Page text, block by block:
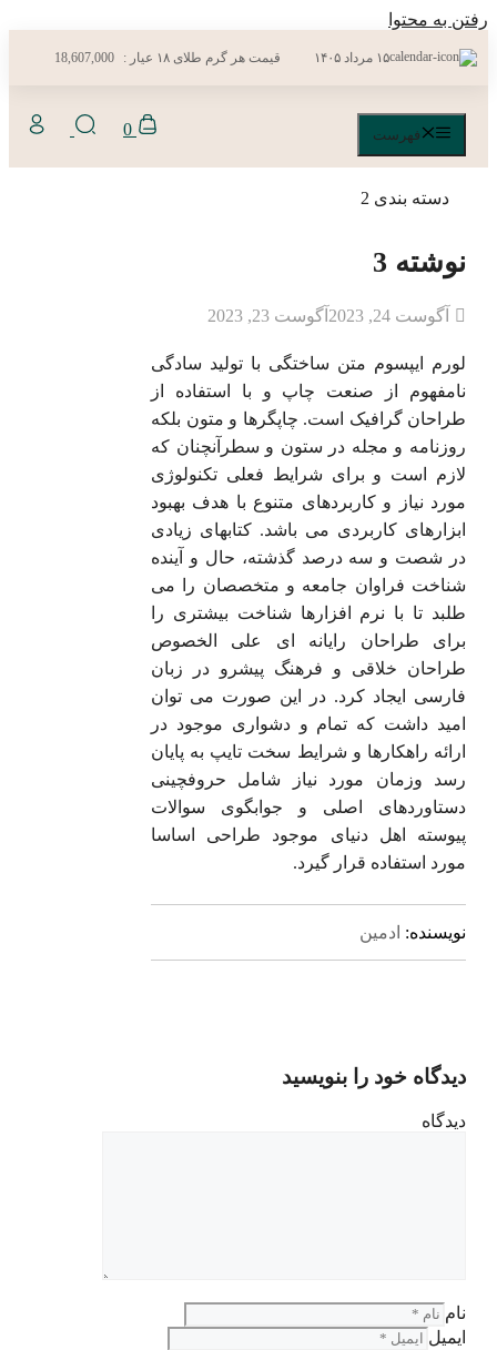
رفتن به محتوا
۱۵ مرداد ۱۴۰۵ قیمت هر گرم طلای ۱۸ عیار : 18,607,000
0 فهرست
دسته بندی 2
نوشته 3
آگوست 24, 2023 آگوست 23, 2023
لورم ایپسوم متن ساختگی با تولید سادگی
نامفهوم از صنعت چاپ و با استفاده از
طراحان گرافیک است. چاپگرها و متون بلکه
روزنامه و مجله در ستون و سطرآنچنان که
لازم است و برای شرایط فعلی تکنولوژی
مورد نیاز و کاربردهای متنوع با هدف بهبود
ابزارهای کاربردی می باشد. کتابهای زیادی
در شصت و سه درصد گذشته، حال و آینده
شناخت فراوان جامعه و متخصصان را می
طلبد تا با نرم افزارها شناخت بیشتری را
برای طراحان رایانه ای علی الخصوص
طراحان خلاقی و فرهنگ پیشرو در زبان
فارسی ایجاد کرد. در این صورت می توان
امید داشت که تمام و دشواری موجود در
ارائه راهکارها و شرایط سخت تایپ به پایان
رسد وزمان مورد نیاز شامل حروفچینی
دستاوردهای اصلی و جوابگوی سوالات
پیوسته اهل دنیای موجود طراحی اساسا
مورد استفاده قرار گیرد.
نویسنده: ادمین
دیدگاه خود را بنویسید
دیدگاه
نام
ایمیل